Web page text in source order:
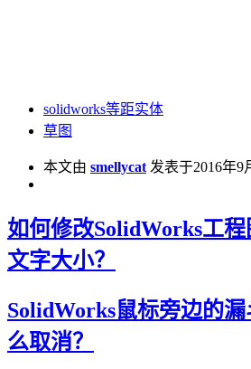
solidworks等距实体
草图
本文由 smellycat 发表于2016年9
如何修改SolidWorks工
文字大小？
SolidWorks鼠标旁边的
么取消？